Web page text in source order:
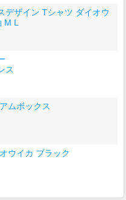
デザイン Tシャツ ダイオウ
M L
ス
ムボックス
ウイカ ブラック